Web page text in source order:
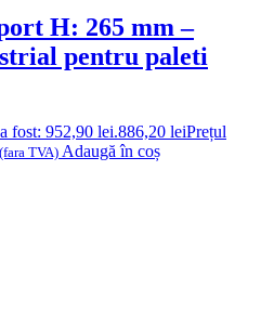
H: 265 mm –
pentru paleti
fost: 952,90 lei.886,20 leiPrețul
(fara TVA) Adaugă în coș